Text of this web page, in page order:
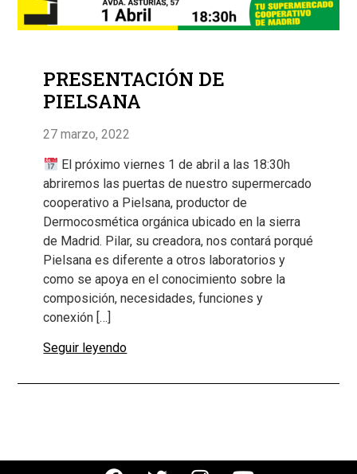
PRESENTACIÓN DE
PIELSANA
27 marzo, 2022
El próximo viernes 1 de abril a las 18:30h
abriremos las puertas de nuestro supermercado
cooperativo a Pielsana, productor de
Dermocosmética orgánica ubicado en la sierra
de Madrid. Pilar, su creadora, nos contará porqué
Pielsana es diferente a otros laboratorios y
como se apoya en el conocimiento sobre la
composición, necesidades, funciones y
conexión […]
Seguir leyendo